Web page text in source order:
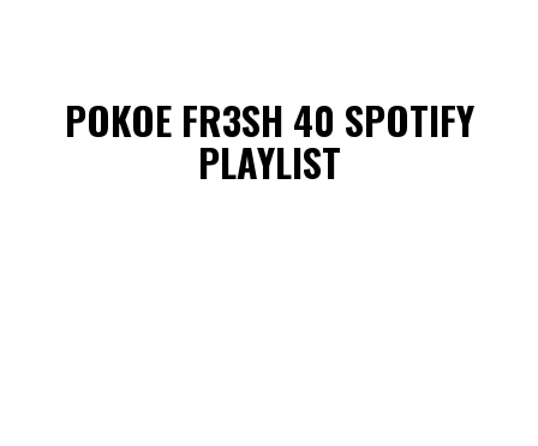
POKOE FR3SH 40 SPOTIFY
PLAYLIST